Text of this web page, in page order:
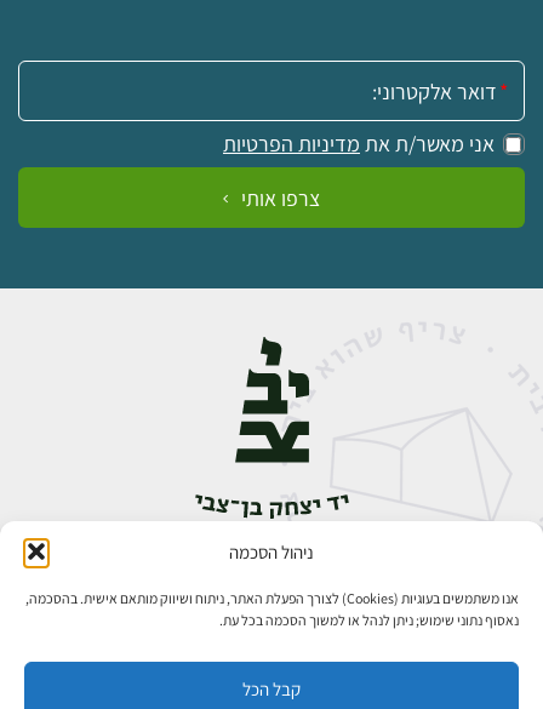
ניהול הסכמה
אנו משתמשים בעוגיות (Cookies) לצורך הפעלת האתר, ניתוח ושיווק מותאם אישית. בהסכמה,
נאסוף נתוני שימוש; ניתן לנהל או למשוך הסכמה בכל עת.
קבל הכל
אימייל:
אני מאשר/ת את מדיניות הפרטיות
צרפו אותי
אבן גבירול 14, רחביה, ירושלים